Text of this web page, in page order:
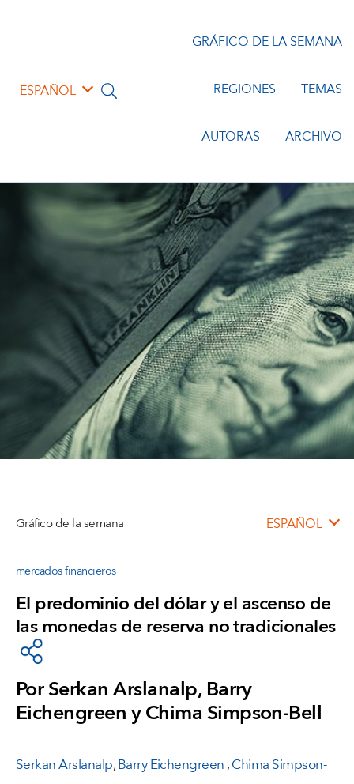
ESPAÑOL
GRÁFICO DE LA SEMANA
REGIONES TEMAS
AUTORAS ARCHIVO
Gráfico de la semana ESPAÑOL
mercados financieros
El predominio del dólar y el ascenso de
las monedas de reserva no tradicionales
Por Serkan Arslanalp, Barry
Eichengreen y Chima Simpson-Bell
Serkan Arslanalp,Barry Eichengreen,Chima Simpson-